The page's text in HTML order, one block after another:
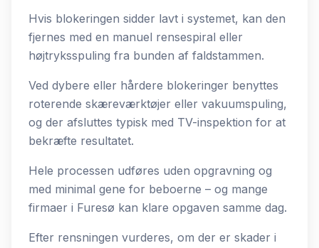
Hvis blokeringen sidder lavt i systemet, kan den
fjernes med en manuel rensespiral eller
højtryksspuling fra bunden af faldstammen.
Ved dybere eller hårdere blokeringer benyttes
roterende skæreværktøjer eller vakuumspuling,
og der afsluttes typisk med TV-inspektion for at
bekræfte resultatet.
Hele processen udføres uden opgravning og
med minimal gene for beboerne – og mange
firmaer i Furesø kan klare opgaven samme dag.
Efter rensningen vurderes, om der er skader i